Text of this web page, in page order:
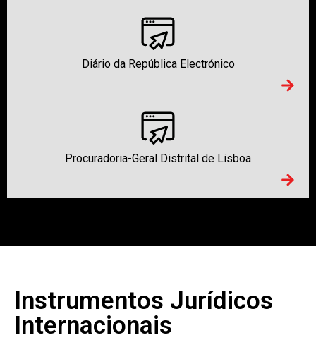
Diário da República Electrónico
Procuradoria-Geral Distrital de Lisboa
Instrumentos Jurídicos
Internacionais